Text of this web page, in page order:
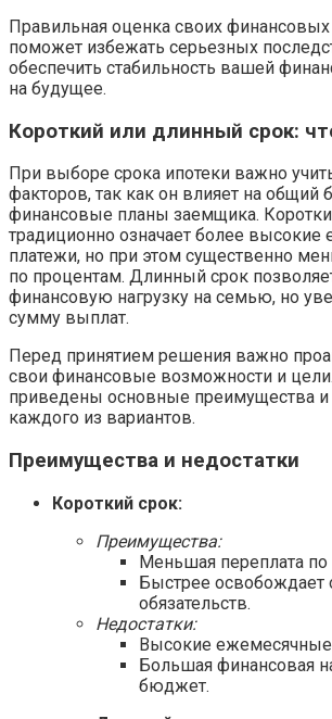
Правильная оценка своих
поможет избежать серьезных
обеспечить стабильность вашей
на будущее.
Короткий или длинный срок:
При выборе срока ипотеки важно
факторов, так как он влияет на общий
финансовые планы заемщика.
традиционно означает более
платежи, но при этом существенно
по процентам. Длинный срок
финансовую нагрузку на семью, но
сумму выплат.
Перед принятием решения важно
свои финансовые возможности и
приведены основные преимущества и
каждого из вариантов.
Преимущества и недостатки
Короткий срок:
Преимущества:
Меньшая переплата по
Быстрее освобождает
обязательств.
Недостатки:
Высокие ежемесячные
Большая финансовая
бюджет.